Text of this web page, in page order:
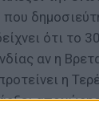
ότι το
αν η
η